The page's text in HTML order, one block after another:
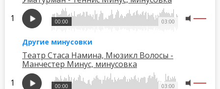
03:00
00:00
Другие минусовки
Театр Стаса Намина, Мюзикл Волосы -
Манчестер Минус, минусовка
03:00
00:00